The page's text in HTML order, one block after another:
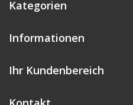
Kategorien
Informationen
Ihr Kundenbereich